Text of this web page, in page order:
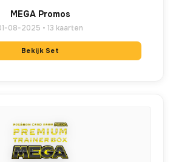
MEGA Promos
08-2025 • 13 kaarten
Bekijk Set